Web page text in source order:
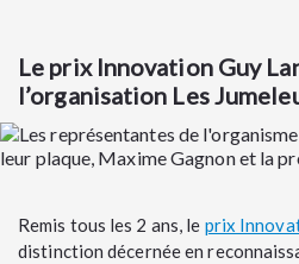
Le prix Innovation Guy
l’organisation Les
Remis tous les 2 ans, le prix
distinction décernée en